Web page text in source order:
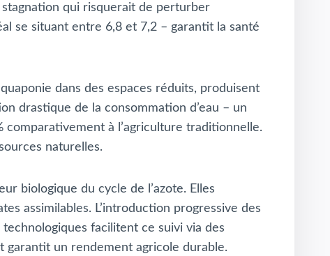
qui risquerait de perturber
se situant entre 6,8 et 7,2 – garantit la santé
dans des espaces réduits, produisent
drastique de la consommation d’eau – un
à l’agriculture traditionnelle.
naturelles.
biologique du cycle de l’azote. Elles
assimilables. L’introduction progressive des
facilitent ce suivi via des
garantit un rendement agricole durable.